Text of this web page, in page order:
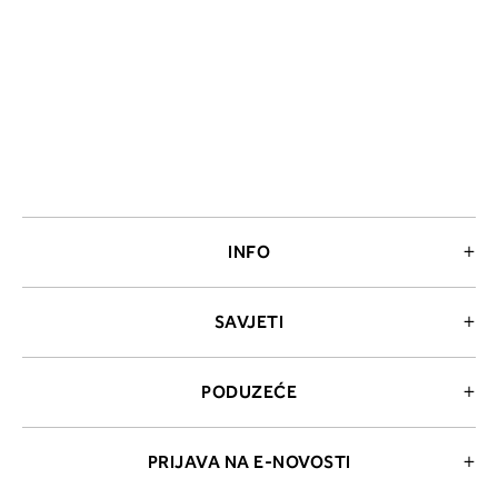
INFO
SAVJETI
PODUZEĆE
PRIJAVA NA E-NOVOSTI